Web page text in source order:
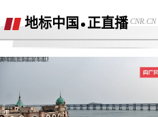
地标中国 正直播 CNR.CN
[2]网络错误，请检查网络配置或